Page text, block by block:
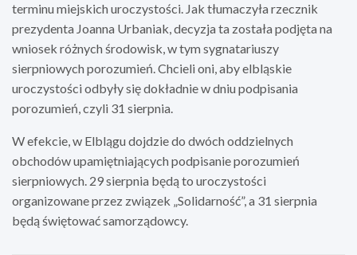
terminu miejskich uroczystości. Jak tłumaczyła rzecznik
prezydenta Joanna Urbaniak, decyzja ta została podjęta na
wniosek różnych środowisk, w tym sygnatariuszy
sierpniowych porozumień. Chcieli oni, aby elbląskie
uroczystości odbyły się dokładnie w dniu podpisania
porozumień, czyli 31 sierpnia.
W efekcie, w Elblągu dojdzie do dwóch oddzielnych
obchodów upamiętniających podpisanie porozumień
sierpniowych. 29 sierpnia będą to uroczystości
organizowane przez związek „Solidarność”, a 31 sierpnia
będą świętować samorządowcy.